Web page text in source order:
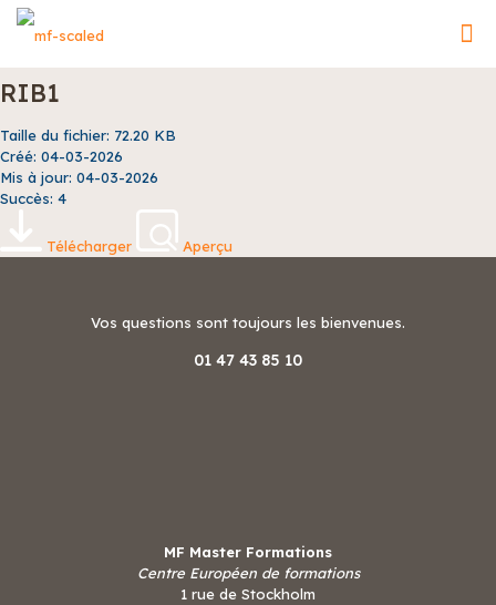
RIB1
Taille du fichier: 72.20 KB
Créé: 04-03-2026
Mis à jour: 04-03-2026
Succès: 4
Télécharger Aperçu
Vos questions sont toujours les bienvenues.
01 47 43 85 10
MF Master Formations
Centre Européen de formations
1 rue de Stockholm